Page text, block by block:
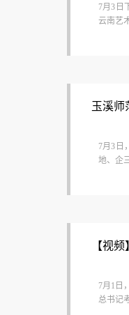
7月3日
云南艺
玉溪师
7月3日
地、企
【视
7月1日
总书记